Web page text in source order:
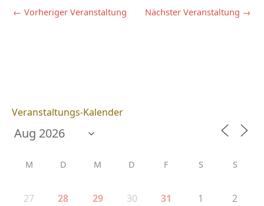
← Vorheriger Veranstaltung Nächster Veranstaltung →
Veranstaltungs-Kalender
M D M D F S S
27 28 29 30 31 1 2